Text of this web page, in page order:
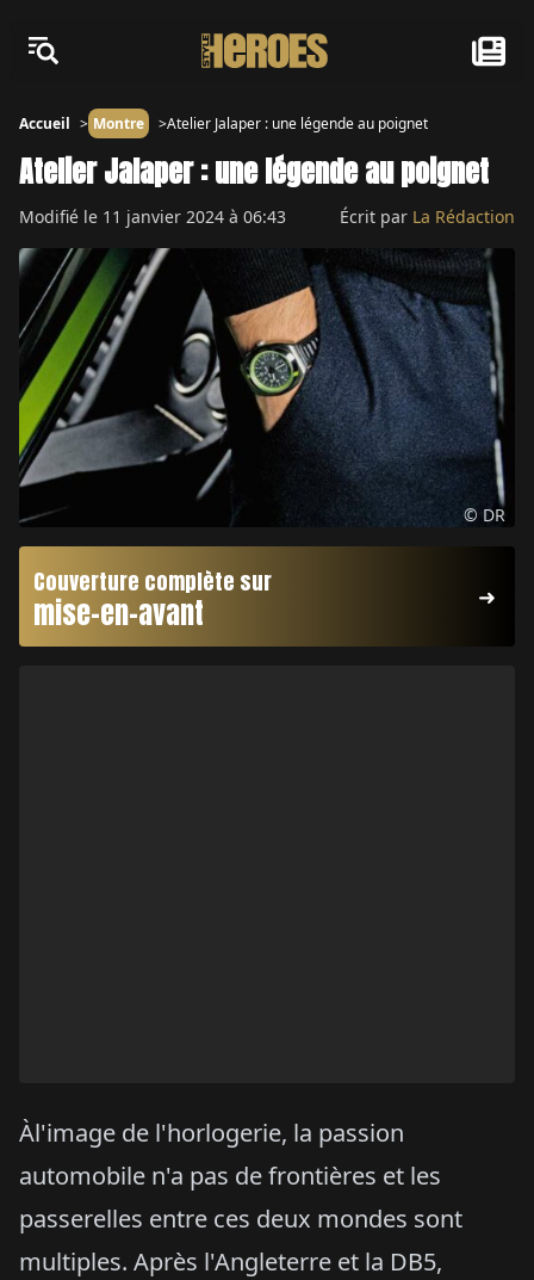
Accueil Montre Atelier Jalaper : une légende au poignet
Atelier Jalaper : une légende au poignet
Modifié le 11 janvier 2024 à 06:43 Écrit par La Rédaction
© DR
Couverture complète sur
mise-en-avant
Àl'image de l'horlogerie, la passion
automobile n'a pas de frontières et les
passerelles entre ces deux mondes sont
multiples. Après l'Angleterre et la DB5,